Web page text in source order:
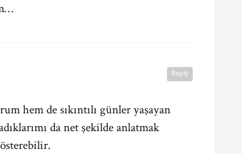
Reply
hem de sıkıntılı günler yaşayan
da net şekilde anlatmak